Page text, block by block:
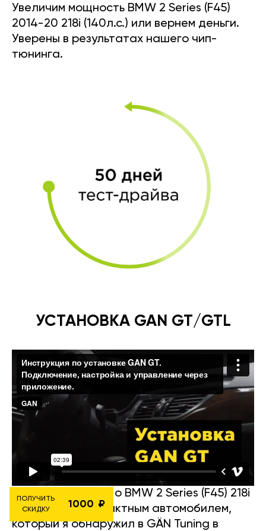
Увеличим мощность BMW 2 Series (F45)
2014-20 218i (140л.с.) или вернем деньги.
Уверены в результатах нашего чип-
тюнинга.
УСТАНОВКА GAN GT/GTL
Вот подробности о BMW 2 Series (F45) 218i
— отличным компактным автомобилем,
который я обнаружил в GÄN Tuning в
ПОЛУЧИТЬ
СКИДКУ
1000